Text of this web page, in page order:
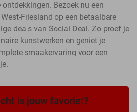
Bezoek nu een
Friesland op een betaalbare
deals van Social Deal. Zo proef je
kunstwerken en geniet je
smaakervaring voor een
is jouw favoriet?